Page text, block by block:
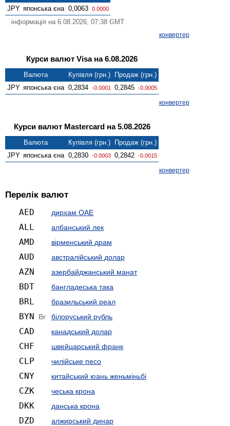
JPY японська єна 0,0063 0.0000
інформація на 6.08.2026, 07:38 GMT
конвертер
Курси валют Visa на 6.08.2026
Валюта Купівля (грн.) Продаж (грн.)
JPY японська єна 0,2834 -0.0001 0,2845 -0.0005
конвертер
Курси валют Mastercard на 5.08.2026
Валюта Купівля (грн.) Продаж (грн.)
JPY японська єна 0,2830 -0.0003 0,2842 -0.0015
конвертер
Перелік валют
AED дирхам ОАЕ
ALL албанський лек
AMD вiрменський драм
AUD австралійський долар
AZN азербайджанський манат
BDT бангладеська така
BRL бразильський реал
BYN Br білоруський рубль
CAD канадський долар
CHF швейцарський франк
CLP чилійське песо
CNY китайський юань женьмiньбi
CZK чеська крона
DKK данська крона
DZD алжирський динар